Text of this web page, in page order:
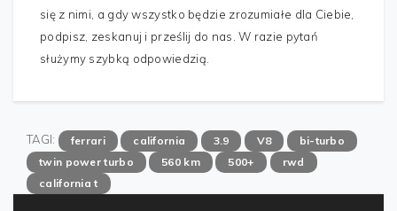
się z nimi, a gdy wszystko będzie zrozumiałe dla Ciebie,
podpisz, zeskanuj i prześlij do nas. W razie pytań
służymy szybką odpowiedzią.
TAGI: ferrari california 3.9 V8
bi-turbo
twin power turbo
560 km 500+
rwd
california t